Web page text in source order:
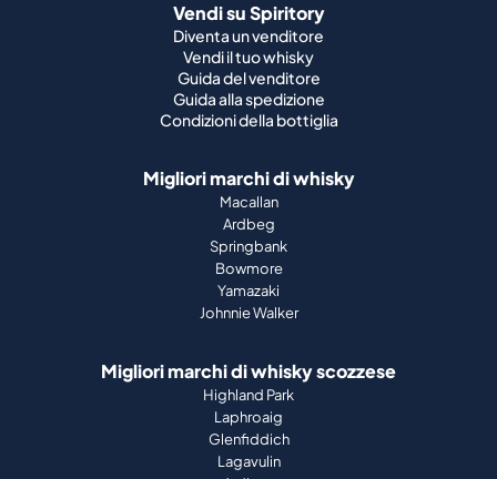
Vendi su Spiritory
Diventa un venditore
Vendi il tuo whisky
Guida del venditore
Guida alla spedizione
Condizioni della bottiglia
Migliori marchi di whisky
Macallan
Ardbeg
Springbank
Bowmore
Yamazaki
Johnnie Walker
Migliori marchi di whisky scozzese
Highland Park
Laphroaig
Glenfiddich
Lagavulin